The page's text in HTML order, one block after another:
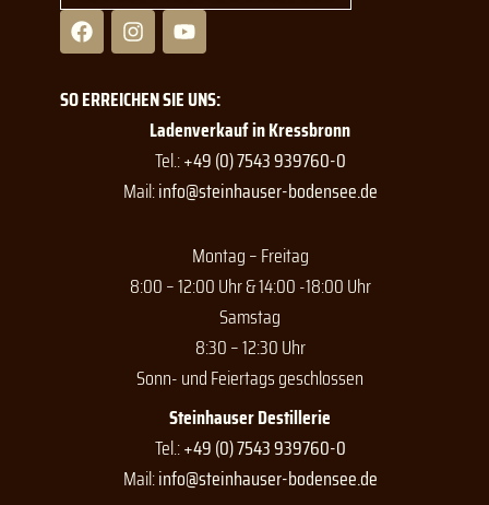
F
a
c
e
b
I
n
s
t
a
m
Y
o
u
t
u
b
e
SO ERREICHEN SIE UNS:
Ladenverkauf in Kressbronn
Tel.:+49 (0) 7543 939760-0
Mail:info@steinhauser-bodensee.de
Montag – Freitag
8:00 – 12:00 Uhr & 14:00 -18:00 Uhr
Samstag
8:30 – 12:30 Uhr
Sonn- und Feiertags geschlossen
Steinhauser Destillerie
Tel.:+49 (0) 7543 939760-0
Mail:info@steinhauser-bodensee.de